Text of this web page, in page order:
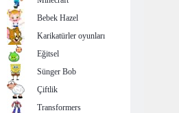
Bebek Hazel
Karikatürler oyunları
Eğitsel
Sünger Bob
Çiftlik
Transformers